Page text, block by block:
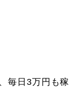
毎日3万円も稼